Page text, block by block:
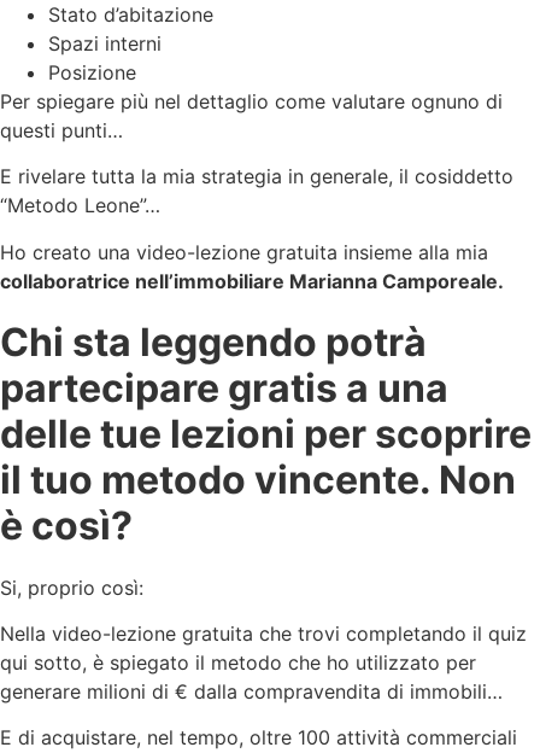
Stato d’abitazione
Spazi interni
Posizione
Per spiegare più nel dettaglio come valutare ognuno di
questi punti…
E rivelare tutta la mia strategia in generale, il cosiddetto
“Metodo Leone”…
Ho creato una video-lezione gratuita insieme alla mia
collaboratrice nell’immobiliare Marianna Camporeale.
Chi sta leggendo potrà
partecipare gratis a una
delle tue lezioni per scoprire
il tuo metodo vincente. Non
è così?
Si, proprio così:
Nella video-lezione gratuita che trovi completando il quiz
qui sotto, è spiegato il metodo che ho utilizzato per
generare milioni di € dalla compravendita di immobili…
E di acquistare, nel tempo, oltre 100 attività commerciali